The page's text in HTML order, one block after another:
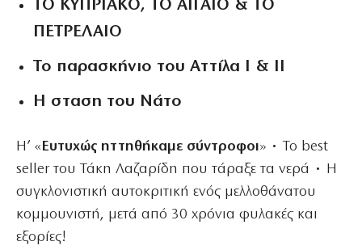
ΤΟ ΚΥΠΡΙΑΚΟ, ΤΟ ΑΙΓΑΙΟ & ΤΟ
ΠΕΤΡΕΛΑΙΟ
Το παρασκήνιο του Αττίλα Ι & ΙΙ
Η σταση του Νάτο
Η’ «Ευτυχώς ηττηθήκαμε σύντροφοι» • Το best
seller του Τάκη Λαζαρίδη που τάραξε τα νερά • Η
συγκλονιστική αυτοκριτική ενός μελλοθάνατου
κομμουνιστή, μετά από 30 χρόνια φυλακές και
εξορίες!